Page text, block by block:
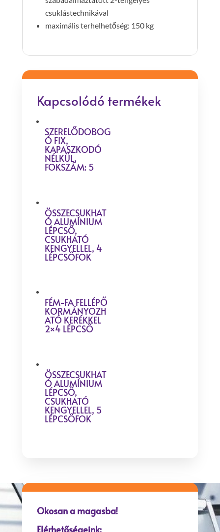
csuklástechnikával
maximális terhelhetőség: 150 kg
Kapcsolódó termékek
SZERELŐDOBOG
Ó FIX,
KAPASZKODÓ
NÉLKÜL,
FOKSZÁM: 5
ÖSSZECSUKHAT
Ó ALUMÍNIUM
LÉPCSŐ,
CSUKHATÓ
KENGYELLEL, 4
LÉPCSŐFOK
FÉM-FA FELLÉPŐ
KORMÁNYOZH
ATÓ KERÉKKEL
2×4 LÉPCSŐ
ÖSSZECSUKHAT
Ó ALUMÍNIUM
LÉPCSŐ,
CSUKHATÓ
KENGYELLEL, 5
LÉPCSŐFOK
Okosan a magasba!
Elérhetőségeink: